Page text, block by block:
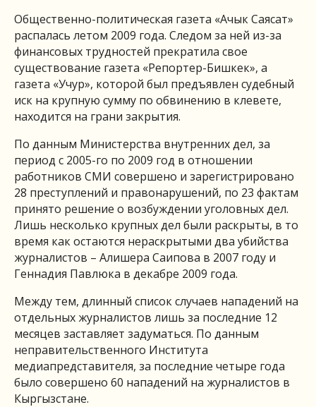
Общественно-политическая газета «Ачык Саясат»
распалась летом 2009 года. Следом за ней из-за
финансовых трудностей прекратила свое
существование газета «Репортер-Бишкек», а
газета «Учур», которой был предъявлен судебный
иск на крупную сумму по обвинению в клевете,
находится на грани закрытия.
По данным Министерства внутренних дел, за
период с 2005-го по 2009 год в отношении
работников СМИ совершено и зарегистрировано
28 преступлений и правонарушений, по 23 фактам
принято решение о возбуждении уголовных дел.
Лишь несколько крупных дел были раскрыты, в то
время как остаются нераскрытыми два убийства
журналистов – Алишера Саипова в 2007 году и
Геннадия Павлюка в декабре 2009 года.
Между тем, длинный список случаев нападений на
отдельных журналистов лишь за последние 12
месяцев заставляет задуматься. По данным
неправительственного Института
медиапредставителя, за последние четыре года
было совершено 60 нападений на журналистов в
Кыргызстане.